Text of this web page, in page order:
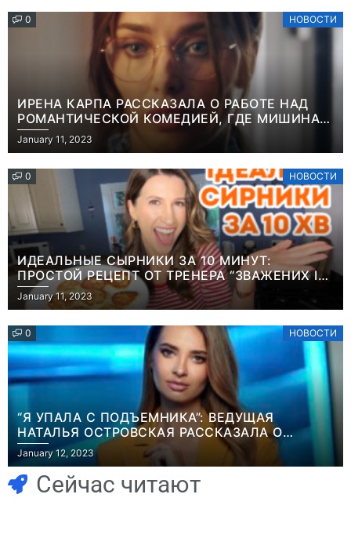
0 НОВОСТИ
ИРЕНА КАРПА РАССКАЗАЛА О РАБОТЕ НАД
РОМАНТИЧЕСКОЙ КОМЕДИЕЙ, ГДЕ МИШИНА В
РОЛИ МАТЕРИ-ОДИНОЧКИ
January 11, 2023
0 НОВОСТИ
ИДЕАЛЬНЫЕ СЫРНИКИ ЗА 10 МИНУТ:
ПРОСТОЙ РЕЦЕПТ ОТ ТРЕНЕРА “ЗВАЖЕНИХ І
ЩАСЛИВИХ” АНИТЫ ЛУЦЕНКО
January 11, 2023
0 НОВОСТИ
“Я УПАЛА С ПОДЪЕМНИКА”: ВЕДУЩАЯ
НАТАЛЬЯ ОСТРОВСКАЯ РАССКАЗАЛА О
НЕПРИЯТНОМ ИНЦИДЕНТЕ В ЗИМНИХ
КАРПАТАХ
January 12, 2023
Сейчас читают
Игры
Геймеры
отменяют
Новичок-геймер